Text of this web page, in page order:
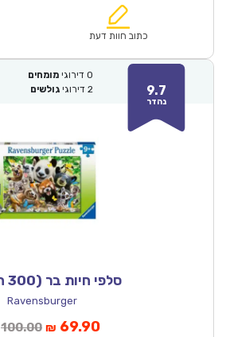
₪71.00.
הוא:
כתוב חוות דעת
9.7
נהדר
0 דירוגי מומחים
2 דירוגי גולשים
סלפי חיות בר (300 חלקים)
Ravensburger
100.00המחיר
₪ 69.90המחיר